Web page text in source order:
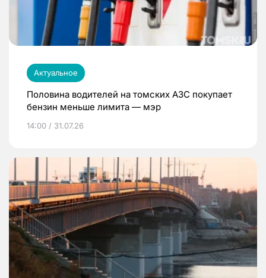
Актуальное
Половина водителей на томских АЗС покупает
бензин меньше лимита — мэр
14:00 / 31.07.26